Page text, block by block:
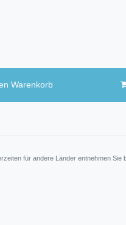
Warenkorb
für andere Länder entnehmen Sie